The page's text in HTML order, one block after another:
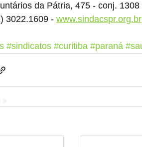
da Pátria, 475 - conj.
3022.1609 - www.sindacspr.org.br
#sindicatos #curitiba #paraná